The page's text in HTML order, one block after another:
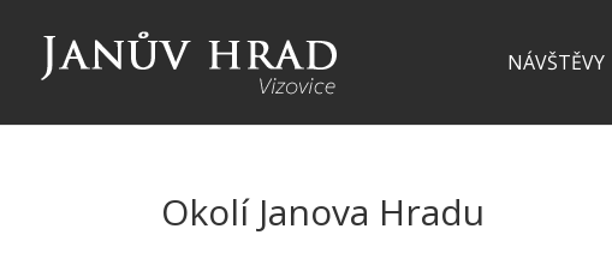
NÁVŠTĚVY
Okolí Janova Hradu